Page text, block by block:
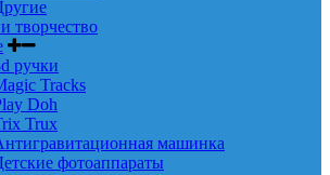
творчество
ручки
Tracks
Doh
Trux
машинка
фотоаппараты